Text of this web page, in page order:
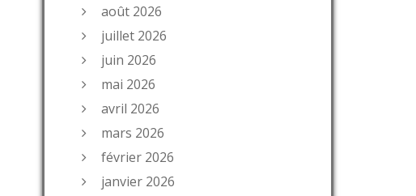
août 2026
juillet 2026
juin 2026
mai 2026
avril 2026
mars 2026
février 2026
janvier 2026